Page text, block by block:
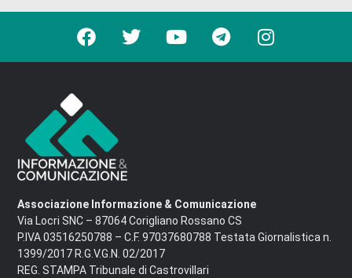
Associazione Informazione & Comunicazione
Via Locri SNC – 87064 Corigliano Rossano CS
P.IVA 03516250788 – C.F. 97037680788 Testata Giornalistica n.
1399/2017 R.G.V.G.N. 02/2017
REG. STAMPA Tribunale di Castrovillari